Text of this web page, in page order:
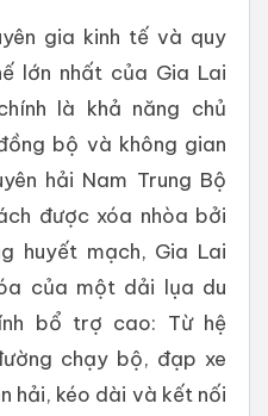
gia kinh tế và quy
lớn nhất của Gia Lai
là khả năng chủ
bộ và không gian
hải Nam Trung Bộ
được xóa nhòa bởi
huyết mạch, Gia Lai
của một dải lụa du
bổ trợ cao: Từ hệ
chạy bộ, đạp xe
hải, kéo dài và kết nối